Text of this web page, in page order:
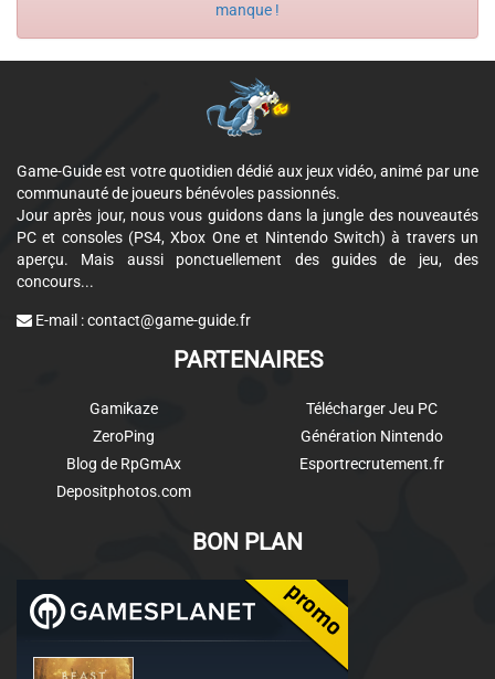
manque !
Game-Guide est votre quotidien dédié aux jeux vidéo, animé par une
communauté de joueurs bénévoles passionnés.
Jour après jour, nous vous guidons dans la jungle des nouveautés
PC et consoles (PS4, Xbox One et Nintendo Switch) à travers un
aperçu. Mais aussi ponctuellement des guides de jeu, des
concours...
E-mail :contact@game-guide.fr
PARTENAIRES
Gamikaze
ZeroPing
Blog de RpGmAx
Depositphotos.com
Télécharger Jeu PC
Génération Nintendo
Esportrecrutement.fr
BON PLAN